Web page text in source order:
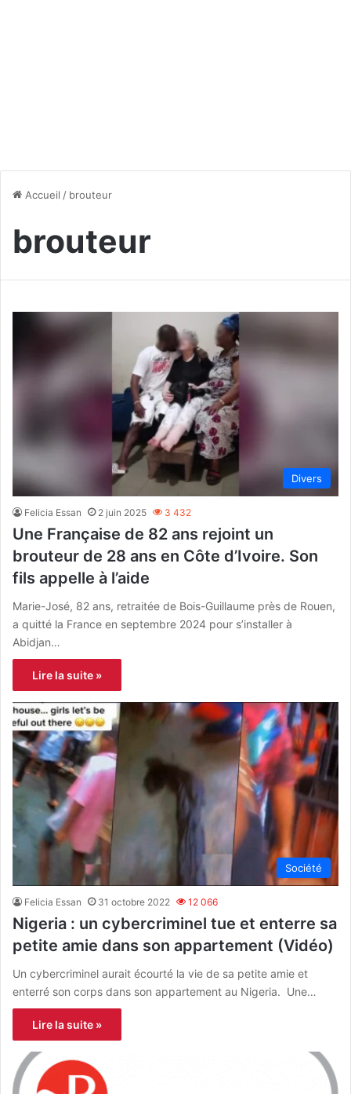
Accueil / brouteur
brouteur
Divers
Felicia Essan 2 juin 2025 3 432
Une Française de 82 ans rejoint un
brouteur de 28 ans en Côte d’Ivoire. Son
fils appelle à l’aide
Marie-José, 82 ans, retraitée de Bois-Guillaume près de Rouen,
a quitté la France en septembre 2024 pour s’installer à
Abidjan…
Lire la suite »
Société
Felicia Essan 31 octobre 2022 12 066
Nigeria : un cybercriminel tue et enterre sa
petite amie dans son appartement (Vidéo)
Un cybercriminel aurait écourté la vie de sa petite amie et
enterré son corps dans son appartement au Nigeria. Une…
Lire la suite »